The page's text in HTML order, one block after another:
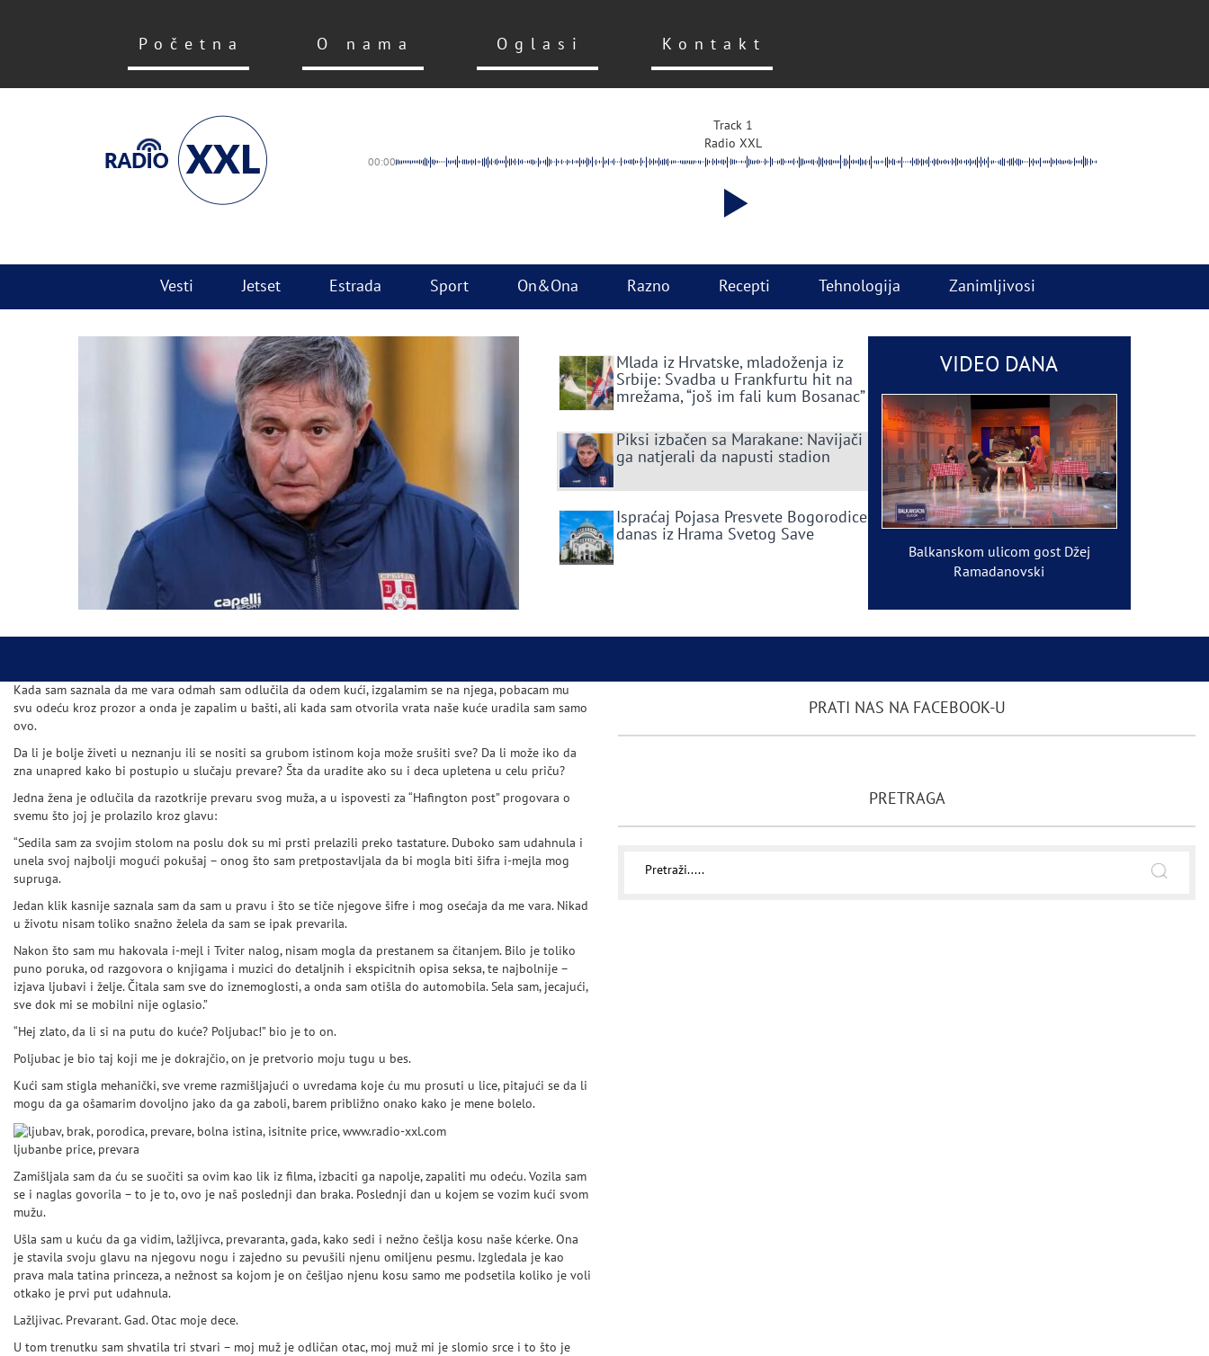
Početna O nama Oglasi Kontakt
Track 1
Radio XXL
00:00
Vesti Jetset Estrada Sport On&Ona Razno Recepti Tehnologija Zanimljivosi
Mlada iz Hrvatske, mladoženja iz
Srbije: Svadba u Frankfurtu hit na
mrežama, “još im fali kum Bosanac”
Piksi izbačen sa Marakane: Navijači
ga natjerali da napusti stadion
Ispraćaj Pojasa Presvete Bogorodice
danas iz Hrama Svetog Save
VIDEO DANA
Balkanskom ulicom gost Džej
Ramadanovski
Kada sam saznala da me vara odmah sam odlučila da odem kući, izgalamim se na njega, pobacam mu
svu odeću kroz prozor a onda je zapalim u bašti, ali kada sam otvorila vrata naše kuće uradila sam samo
ovo.
Da li je bolje živeti u neznanju ili se nositi sa grubom istinom koja može srušiti sve? Da li može iko da
zna unapred kako bi postupio u slučaju prevare? Šta da uradite ako su i deca upletena u celu priču?
Jedna žena je odlučila da razotkrije prevaru svog muža, a u ispovesti za “Hafington post” progovara o
svemu što joj je prolazilo kroz glavu:
“Sedila sam za svojim stolom na poslu dok su mi prsti prelazili preko tastature. Duboko sam udahnula i
unela svoj najbolji mogući pokušaj – onog što sam pretpostavljala da bi mogla biti šifra i-mejla mog
supruga.
Jedan klik kasnije saznala sam da sam u pravu i što se tiče njegove šifre i mog osećaja da me vara. Nikad
u životu nisam toliko snažno želela da sam se ipak prevarila.
Nakon što sam mu hakovala i-mejl i Tviter nalog, nisam mogla da prestanem sa čitanjem. Bilo je toliko
puno poruka, od razgovora o knjigama i muzici do detaljnih i ekspicitnih opisa seksa, te najbolnije –
izjava ljubavi i želje. Čitala sam sve do iznemoglosti, a onda sam otišla do automobila. Sela sam, jecajući,
sve dok mi se mobilni nije oglasio.”
“Hej zlato, da li si na putu do kuće? Poljubac!” bio je to on.
Poljubac je bio taj koji me je dokrajčio, on je pretvorio moju tugu u bes.
Kući sam stigla mehanički, sve vreme razmišljajući o uvredama koje ću mu prosuti u lice, pitajući se da li
mogu da ga ošamarim dovoljno jako da ga zaboli, barem približno onako kako je mene bolelo.
ljubanbe price, prevara
Zamišljala sam da ću se suočiti sa ovim kao lik iz filma, izbaciti ga napolje, zapaliti mu odeću. Vozila sam
se i naglas govorila – to je to, ovo je naš poslednji dan braka. Poslednji dan u kojem se vozim kući svom
mužu.
Ušla sam u kuću da ga vidim, lažljivca, prevaranta, gada, kako sedi i nežno češlja kosu naše kćerke. Ona
je stavila svoju glavu na njegovu nogu i zajedno su pevušili njenu omiljenu pesmu. Izgledala je kao
prava mala tatina princeza, a nežnost sa kojom je on češljao njenu kosu samo me podsetila koliko je voli
otkako je prvi put udahnula.
Lažljivac. Prevarant. Gad. Otac moje dece.
U tom trenutku sam shvatila tri stvari – moj muž je odličan otac, moj muž mi je slomio srce i to što je
PRATI NAS NA FACEBOOK-U
PRETRAGA